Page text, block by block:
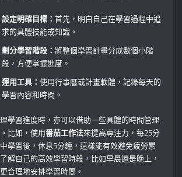
設定明確目標：首先，明白自己在學習過程中追
求的具體技能或知識。
劃分學習階段：將整個學習計畫分成數個小階
段，方便掌握進度。
運用工具：使用行事曆或計畫軟體，記錄每天的
學習內容和時間。
學習進度時，亦可以借助一些具體的時間管理
比如，使用番茄工作法來提高專注力，每25分
學習後，休息5分鐘，這樣能有效避免疲勞累
解自己的高效學習時段，比如早晨還是晚上，
合理地安排學習時間。